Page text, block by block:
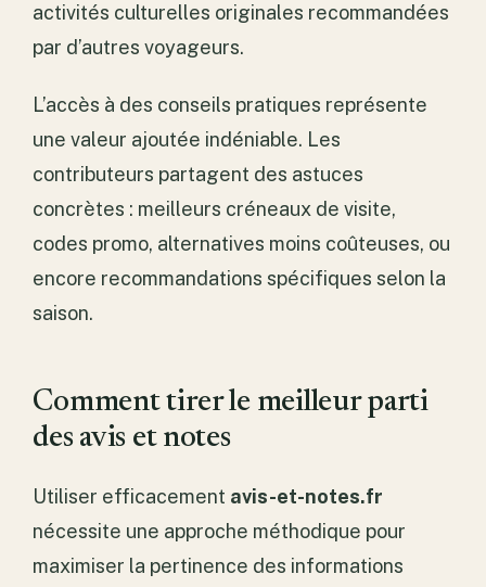
activités culturelles originales recommandées
par d’autres voyageurs.
L’accès à des conseils pratiques représente
une valeur ajoutée indéniable. Les
contributeurs partagent des astuces
concrètes : meilleurs créneaux de visite,
codes promo, alternatives moins coûteuses, ou
encore recommandations spécifiques selon la
saison.
Comment tirer le meilleur parti
des avis et notes
Utiliser efficacement avis-et-notes.fr
nécessite une approche méthodique pour
maximiser la pertinence des informations